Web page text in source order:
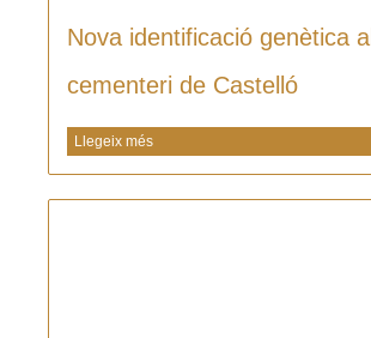
Nova identificació genètica al
cementeri de Castelló
Llegeix més